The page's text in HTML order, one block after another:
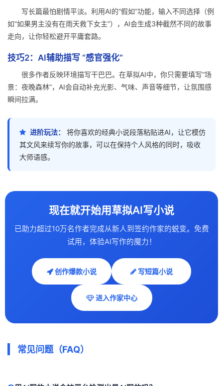
写长篇最怕剧情平淡。利用AI的“假如”功能，输入不同选择（例
如“如果男主没有在雨天救下女主”），AI会生成3种截然不同的故事
走向，让你轻松避开平庸套路。
技巧2：AI辅助描写 “感官强化”
很多作者反映环境描写干巴巴。在草拟AI中，你只需要填写“场
景：夜晚森林”，AI会自动补充光影、气味、声音等细节，让氛围感
瞬间拉满。
进阶玩法：
将你喜欢的经典小说段落粘贴进AI，让它模仿
其文风来续写你的故事，可以在保持个人风格的同时，吸收
大师语感。
现在就开始用草拟AI写小说
已助力超过10万名作者完成从新人到签约作家的蜕变。免费
试用，体验AI写作的魔力！
创作爆款小说 写短篇小说
进入作家中心
常见问题（FAQ）